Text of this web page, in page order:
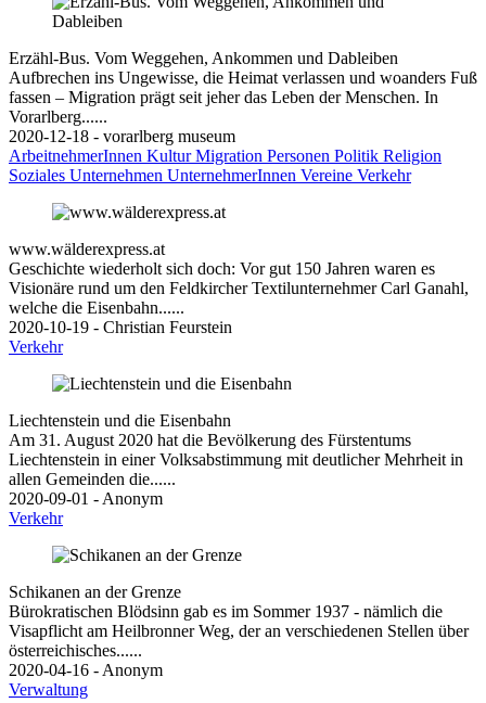
Erzähl-Bus. Vom Weggehen, Ankommen und Dableiben
Aufbrechen ins Ungewisse, die Heimat verlassen und woanders Fuß
fassen – Migration prägt seit jeher das Leben der Menschen. In
Vorarlberg......
2020-12-18 - vorarlberg museum
ArbeitnehmerInnen KulturMigration Personen Politik Religion
Soziales Unternehmen UnternehmerInnen Vereine Verkehr
www.wälderexpress.at
Geschichte wiederholt sich doch: Vor gut 150 Jahren waren es
Visionäre rund um den Feldkircher Textilunternehmer Carl Ganahl,
welche die Eisenbahn......
2020-10-19 - Christian Feurstein
Verkehr
Liechtenstein und die Eisenbahn
Am 31. August 2020 hat die Bevölkerung des Fürstentums
Liechtenstein in einer Volksabstimmung mit deutlicher Mehrheit in
allen Gemeinden die......
2020-09-01 - Anonym
Verkehr
Schikanen an der Grenze
Bürokratischen Blödsinn gab es im Sommer 1937 - nämlich die
Visapflicht am Heilbronner Weg, der an verschiedenen Stellen über
österreichisches......
2020-04-16 - Anonym
Verwaltung